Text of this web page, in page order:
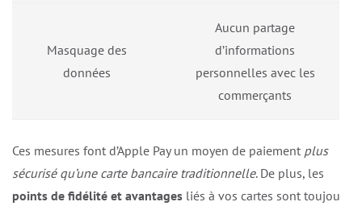
Masquage des
données
Aucun partage
d’informations
personnelles avec les
commerçants
Ces mesures font d’Apple Pay un moyen de paiement plus
sécurisé qu’une carte bancaire traditionnelle. De plus, les
points de fidélité et avantages liés à vos cartes sont toujours